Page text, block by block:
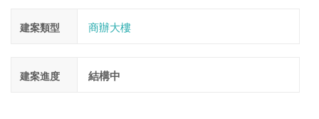
建案類型 商辦大樓
建案進度 結構中